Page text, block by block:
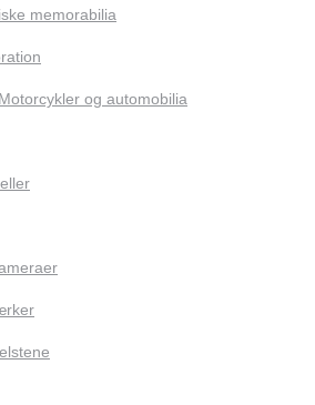
memorabilia
og automobilia